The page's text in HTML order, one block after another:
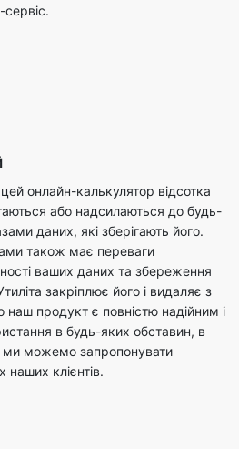
онлайн-калькулятор відсотка
або надсилаються до будь-
даних, які зберігають його.
також має переваги
ваших даних та збереження
закріплює його і видаляє з
продукт є повністю надійним і
в будь-яких обставин, в
ми можемо запропонувати
наших клієнтів.